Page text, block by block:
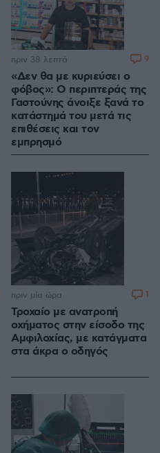
«Δεν θα με κυριεύσει ο
φόβος»: Ο περιπτεράς της
Γαστούνης άνοιξε ξανά το
κατάστημά του μετά τις
επιθέσεις και τον
εμπρησμό
πριν 38 λεπτά 9
Τροχαίο με ανατροπή
οχήματος στην είσοδο της
Αμφιλοχίας, με κατάγματα
στα άκρα ο οδηγός
πριν μία ώρα 1